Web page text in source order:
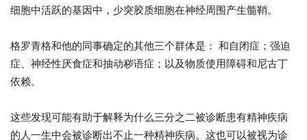
细胞中活跃的基因中，少突胶质细胞在神经周围产生髓鞘。
格罗青格和他的同事确定的其他三个群体是： 和自闭症；强迫
症、神经性厌食症和抽动秽语症；以及物质使用障碍和尼古丁
依赖。
这些发现可能有助于解释为什么三分之二被诊断患有精神疾病
的人一生中会被诊断出不止一种精神疾病。这也可以被视为诊